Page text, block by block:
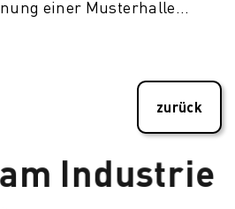
einer Musterhalle...
zurück
Industrie